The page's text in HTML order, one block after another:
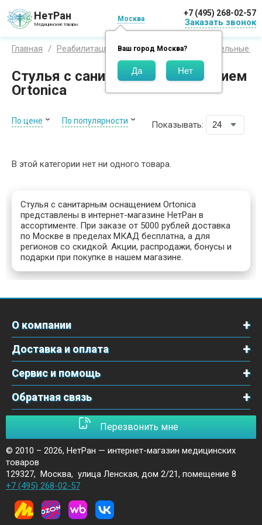
НетРан
Медицинские товары
Москва
Ваш город Москва?
+7 (495) 268-02-57
Заказать звонок
Главная Реабилитация Санитарные и дополнительные
Стулья с санитарным оснащением
Ortonica
По цене По популярности Показывать:
В этой категории нет ни одного товара.
Стулья с санитарным оснащением Ortonica
представлены в интернет-магазине НетРан в
ассортименте. При заказе от 5000 рублей доставка
по Москве в пределах МКАД бесплатна, а для
регионов со скидкой. Акции, распродажи, бонусы и
подарки при покупке в нашем магазине.
О компании
Доставка и оплата
Сервис и помощь
Обратная связь
Перезвонить мне
© 2010 – 2026, НетРан — интернет-магазин медицинских
товаров
129327, Москва, улица Ленская, дом 2/21, помещение 8
+7 (495) 268-02-57